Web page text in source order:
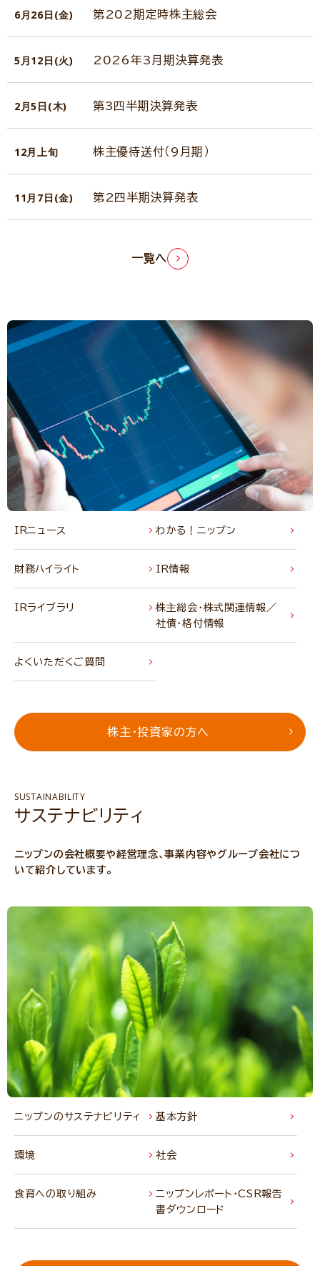
株主・投資家の方へ
6月26日(金) 第202期定時株主総会
5月12日(火) 2026年3月期決算発表
2月5日(木) 第3四半期決算発表
12月上旬 株主優待送付（9月期）
11月7日(金) 第2四半期決算発表
一覧へ
IRニュース わかる！ニップン
財務ハイライト IR情報
IRライブラリ
株主総会・株式関連情報／
社債・格付情報
よくいただくご質問
SUSTAINABILITY
サステナビリティ
ニップンの会社概要や経営理念、事業内容やグループ会社につ
いて紹介しています。
ニップンのサステナビリティ 基本方針
環境 社会
食育への取り組み
ニップンレポート・CSR報告
書ダウンロード